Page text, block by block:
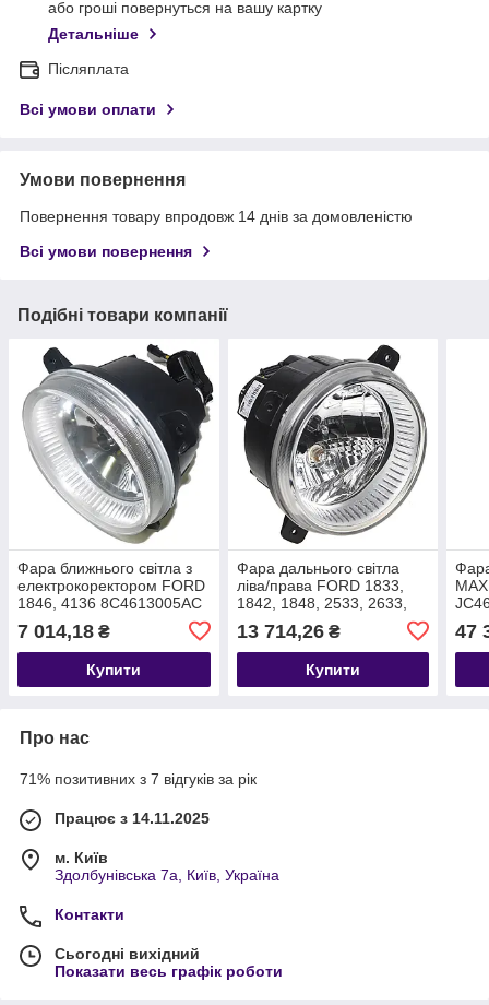
або гроші повернуться на вашу картку
Детальніше
Післяплата
Всі умови оплати
Умови повернення
Повернення товару впродовж 14 днів за домовленістю
Всі умови повернення
Подібні товари компанії
Фара ближнього світла з
електрокоректором FORD
1846, 4136 8C4613005AC
/ T206195 8C4613005AC
7 014,18 ₴
Купити
Фара дальнього світла
ліва/права FORD 1833,
1842, 1848, 2533, 2633,
T203106 DC4613005AB
13 714,26₴
Купити
47
Про нас
71% позитивних з 7 відгуків за рік
Працює з 14.11.2025
м. Київ
Здолбунівська 7а, Київ, Україна
Контакти
Сьогодні вихідний
Показати весь графік роботи